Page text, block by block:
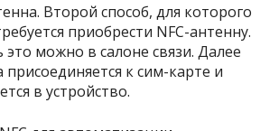
Второй способ, для которого
приобрести NFC-антенну.
это можно в салоне связи. Далее
присоединяется к сим-карте и
в устройство.